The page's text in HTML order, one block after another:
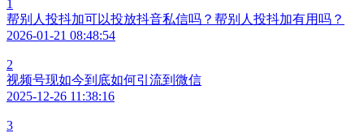
1
帮别人投抖加可以投放抖音私信吗？帮别人投抖加有用吗？
2026-01-21 08:48:54
2
视频号现如今到底如何引流到微信
2025-12-26 11:38:16
3